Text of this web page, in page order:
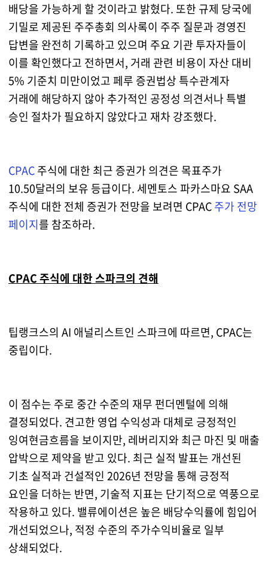
배당을 가능하게 할 것이라고 밝혔다. 또한 규제 당국에
기밀로 제공된 주주총회 의사록이 주주 질문과 경영진
답변을 완전히 기록하고 있으며 주요 기관 투자자들이
이를 확인했다고 전하면서, 거래 관련 비용이 자산 대비
5% 기준치 미만이었고 페루 증권법상 특수관계자
거래에 해당하지 않아 추가적인 공정성 의견서나 특별
승인 절차가 필요하지 않았다고 재차 강조했다.
CPAC주식에 대한 최근 증권가 의견은 목표주가
10.50달러의 보유 등급이다. 세멘토스 파카스마요 SAA
주식에 대한 전체 증권가 전망을 보려면 CPAC주가 전망
페이지를 참조하라.
CPAC 주식에 대한 스파크의 견해
팁랭크스의 AI 애널리스트인 스파크에 따르면, CPAC는
중립이다.
이 점수는 주로 중간 수준의 재무 펀더멘털에 의해
결정되었다. 견고한 영업 수익성과 대체로 긍정적인
잉여현금흐름을 보이지만, 레버리지와 최근 마진 및 매출
압박으로 제약을 받고 있다. 최근 실적 발표는 개선된
기초 실적과 건설적인 2026년 전망을 통해 긍정적
요인을 더하는 반면, 기술적 지표는 단기적으로 역풍으로
작용하고 있다. 밸류에이션은 높은 배당수익률에 힘입어
개선되었으나, 적정 수준의 주가수익비율로 일부
상쇄되었다.